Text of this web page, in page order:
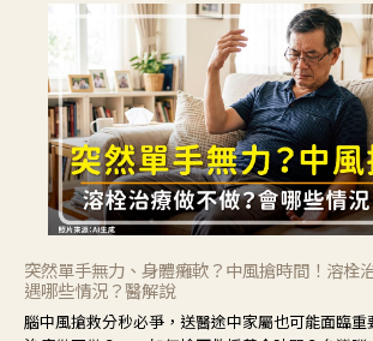
突然單手無力、身體癱軟？中風搶時間！溶栓
遇哪些情況？醫解說
腦中風搶救分秒必爭，送醫途中家屬也可能面臨